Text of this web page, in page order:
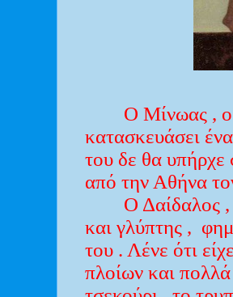
Ο Μίνωας , ο
κατασκευάσει
του δε θα υπήρχε
από την Αθήνα
Ο Δαίδαλος ,
και γλύπτης ,
του . Λένε ότι
πλοίων και